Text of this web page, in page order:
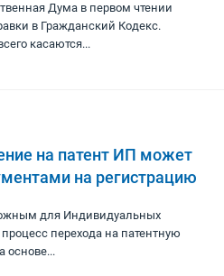
Дума в первом чтении
в Гражданский Кодекс.
касаются...
на патент ИП может
на регистрацию
для Индивидуальных
перехода на патентную
основе...